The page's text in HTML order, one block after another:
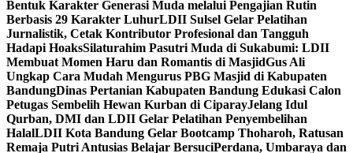
Bentuk Karakter Generasi Muda melalui Pengajian Rutin
Berbasis 29 Karakter LuhurLDII Sulsel Gelar Pelatihan
Jurnalistik, Cetak Kontributor Profesional dan Tangguh
Hadapi HoaksSilaturahim Pasutri Muda di Sukabumi: LDII
Membuat Momen Haru dan Romantis di MasjidGus Ali
Ungkap Cara Mudah Mengurus PBG Masjid di Kabupaten
BandungDinas Pertanian Kabupaten Bandung Edukasi Calon
Petugas Sembelih Hewan Kurban di CiparayJelang Idul
Qurban, DMI dan LDII Gelar Pelatihan Penyembelihan
HalalLDII Kota Bandung Gelar Bootcamp Thoharoh, Ratusan
Remaja Putri Antusias Belajar BersuciPerdana, Umbaraya dan